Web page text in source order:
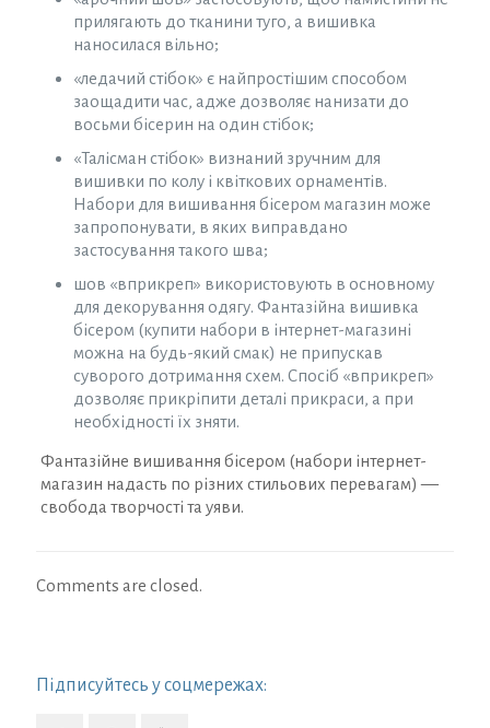
прилягають до тканини туго, а вишивка
наносилася вільно;
«ледачий стібок» є найпростішим способом
заощадити час, адже дозволяє нанизати до
восьми бісерин на один стібок;
«Талісман стібок» визнаний зручним для
вишивки по колу і квіткових орнаментів.
Набори для вишивання бісером магазин може
запропонувати, в яких виправдано
застосування такого шва;
шов «вприкреп» використовують в основному
для декорування одягу. Фантазійна вишивка
бісером (купити набори в інтернет-магазині
можна на будь-який смак) не припускав
суворого дотримання схем. Спосіб «вприкреп»
дозволяє прикріпити деталі прикраси, а при
необхідності їх зняти.
Фантазійне вишивання бісером (набори інтернет-
магазин надасть по різних стильових перевагам) —
свобода творчості та уяви.
Comments are closed.
Підписуйтесь у соцмережах: